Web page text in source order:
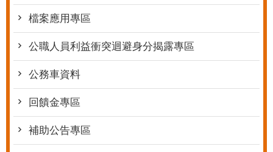
檔案應用專區
公職人員利益衝突迴避身分揭露專區
公務車資料
回饋金專區
補助公告專區